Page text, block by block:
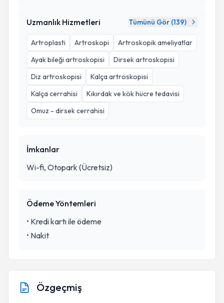
Uzmanlık Hizmetleri Tümünü Gör (139)
Artroplasti Artroskopi
Artroskopik ameliyatlar
Ayak bileği artroskopisi
Dirsek artroskopisi
Diz artroskopisi
Kalça artroskopisi
Kalça cerrahisi
Kıkırdak ve kök hücre tedavisi
Omuz - dirsek cerrahisi
İmkanlar
Wi-fi, Otopark (Ücretsiz)
Ödeme Yöntemleri
• Kredi kartı ile ödeme
• Nakit
Özgeçmiş